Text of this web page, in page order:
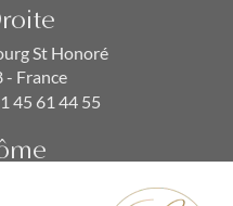
St Honoré
- France
45 61 44 55